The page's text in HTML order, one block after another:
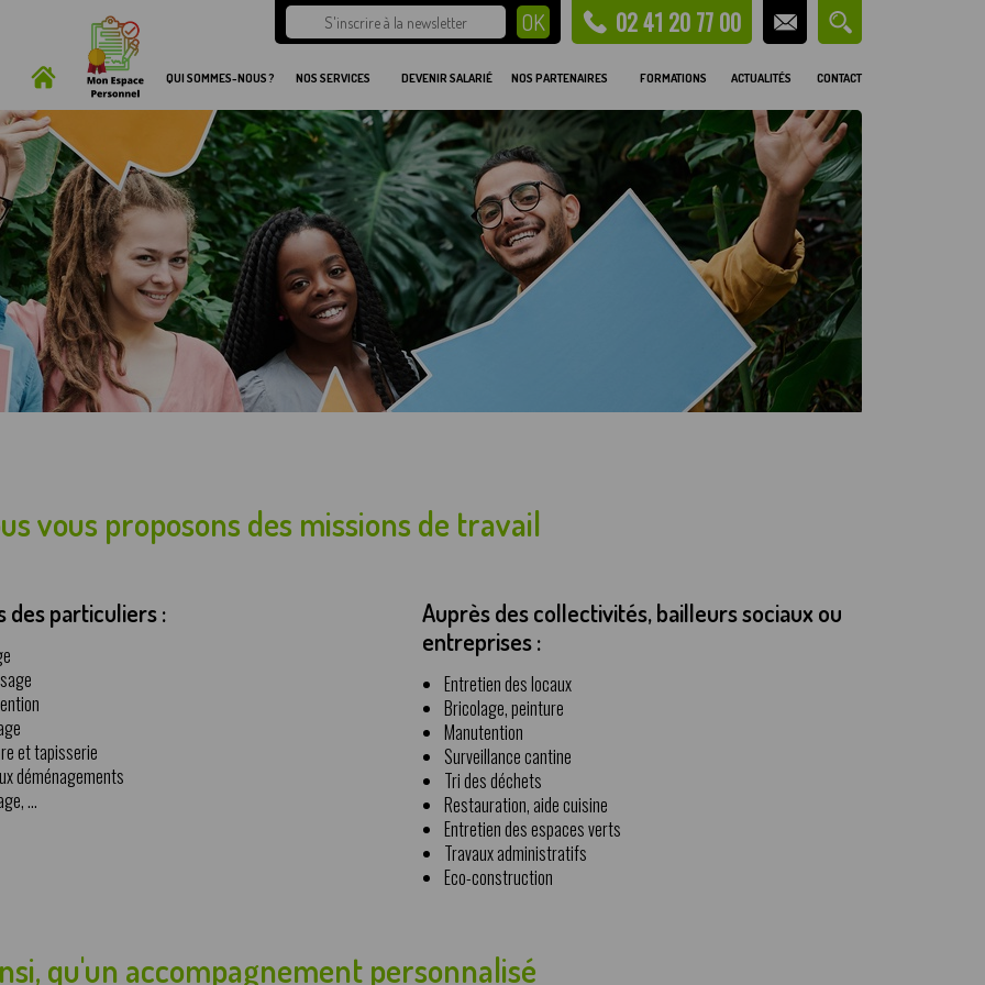
02 41 20 77 00
QUI SOMMES-NOUS ? NOS SERVICES DEVENIR SALARIÉ NOS PARTENAIRES FORMATIONS ACTUALITÉS CONTACT
vous proposons des missions de travail
des particuliers :
et tapisserie
déménagements
...
Auprès des collectivités, bailleurs sociaux ou
entreprises :
Entretien des locaux
Bricolage, peinture
Manutention
Surveillance cantine
Tri des déchets
Restauration, aide cuisine
Entretien des espaces verts
Travaux administratifs
Eco-construction
qu'un accompagnement personnalisé